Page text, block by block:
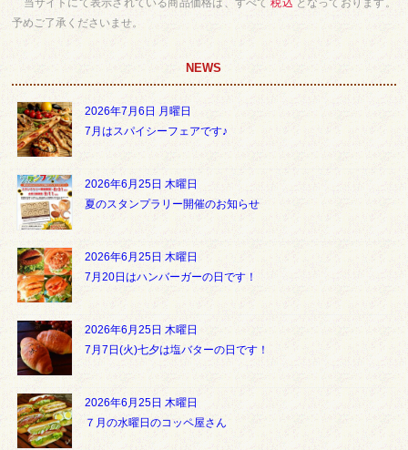
当サイトにて表示されている商品価格は、すべて 税込 となっております。
予めご了承くださいませ。
NEWS
2026年7月6日 月曜日
7月はスパイシーフェアです♪
2026年6月25日 木曜日
夏のスタンプラリー開催のお知らせ
2026年6月25日 木曜日
7月20日はハンバーガーの日です！
2026年6月25日 木曜日
7月7日(火)七夕は塩バターの日です！
2026年6月25日 木曜日
７月の水曜日のコッペ屋さん